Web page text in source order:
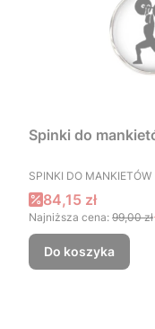
Spinki do
PRODUCENT
SPINKI DO MANKIETÓW
Cena promocyjna
84,15 zł
Najniższa cena: 99,00 zł
Do koszyka